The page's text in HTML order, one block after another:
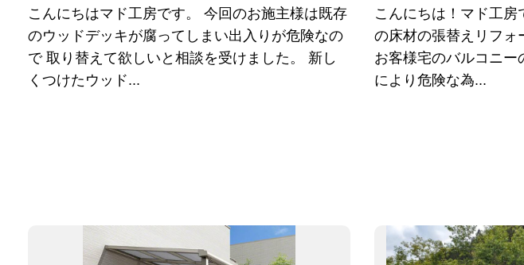
こんにちはマド工房です。 今回のお施主様は既存
のウッドデッキが腐ってしまい出入りが危険なの
で 取り替えて欲しいと相談を受けました。 新し
くつけたウッド...
こんにちは！マド工
の床材の張替えリフォ
お客様宅のバルコニー
により危険な為...